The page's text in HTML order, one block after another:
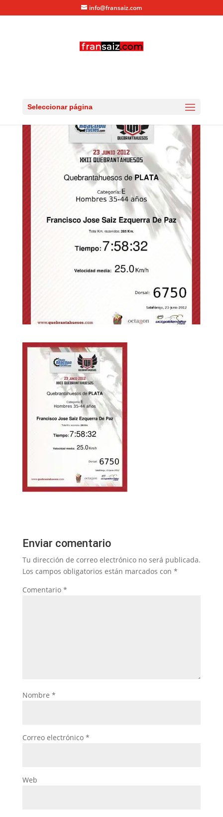
info@fransaiz.com
Seleccionar página
Enviar comentario
Tu dirección de correo electrónico no será publicada.
Los campos obligatorios están marcados con *
Comentario *
Nombre *
Correo electrónico *
Web